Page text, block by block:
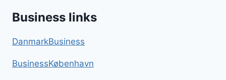
Business links
DanmarkBusiness
BusinessKøbenhavn